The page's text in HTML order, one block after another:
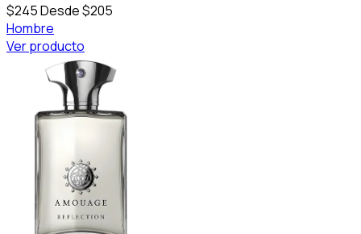
$245Desde $205
Hombre
Ver producto